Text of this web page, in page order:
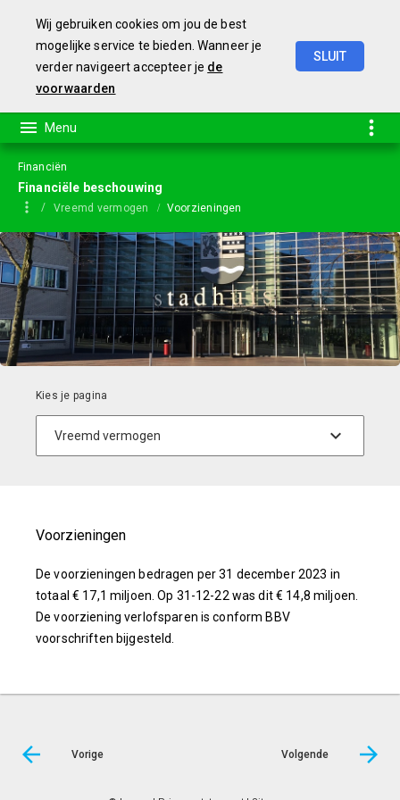
Wij gebruiken cookies om jou de best
mogelijke service te bieden. Wanneer je
verder navigeert accepteer je de
voorwaarden
SLUIT
Financiën
Financiële beschouwing
Vreemd vermogen Voorzieningen
Voorzieningen
De voorzieningen bedragen per 31 december 2023 in
totaal € 17,1 miljoen. Op 31-12-22 was dit € 14,8 miljoen.
De voorziening verlofsparen is conform BBV
voorschriften bijgesteld.
Vorige Volgende